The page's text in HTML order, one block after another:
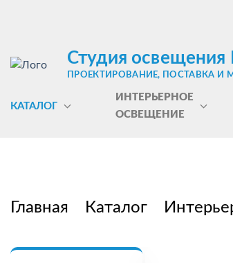
Студия освещения
ПРОЕКТИРОВАНИЕ, ПОСТАВКА И
КАТАЛОГ
ИНТЕРЬЕРНОЕ
ОСВЕЩЕНИЕ
Главная Каталог